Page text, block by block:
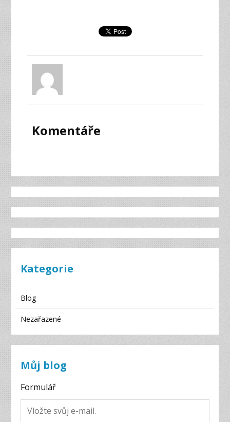
Komentáře
Kategorie
Blog
Nezařazené
Můj blog
Formulář